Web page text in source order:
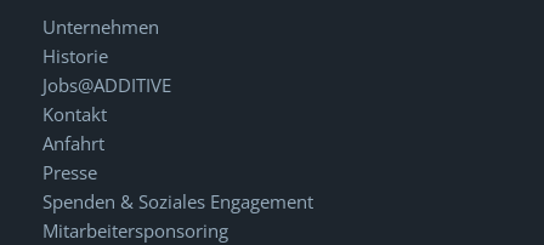
Unternehmen
Historie
Jobs@ADDITIVE
Kontakt
Anfahrt
Presse
Spenden & Soziales Engagement
Mitarbeitersponsoring